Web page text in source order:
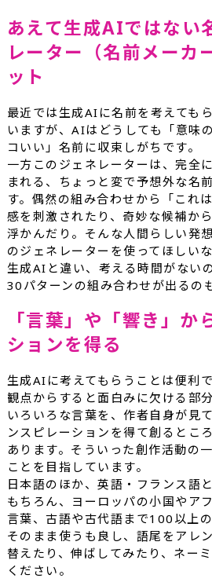
あえて生成AIではない
レーター（名前メーカ
ット
最近では生成AIに名前を考えても
いますが、AIはどうしても「意味
コいい」名前に収束しがちです。
一方このジェネレーターは、完全
まれる、ちょっと変で予想外な名
す。偶然の組み合わせから「これ
感を刺激されたり、奇妙な候補か
浮かんだり。そんな人間らしい発
のジェネレーターを使ってほしい
生成AIと違い、考える時間がない
30パターンの組み合わせが出るの
「言葉」や「響き」か
ションを得る
生成AIに考えてもらうことは便利
観点からすると面白みに欠ける部
いろいろな言葉を、作者自身が見
ンスピレーションを得て創るとこ
あります。そういった創作活動の
ことを目指しています。
日本語のほか、英語・フランス語
もちろん、ヨーロッパの小国やア
言葉、古語や古代語まで100以上の
そのまま使うも良し、語尾をアレ
替えたり、伸ばしてみたり、ネー
ください。